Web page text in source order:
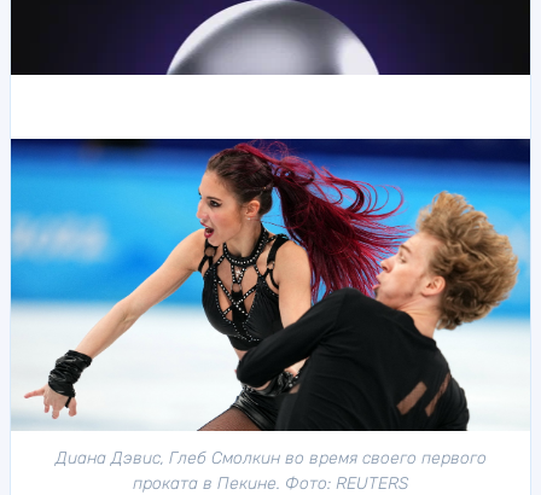
Диана Дэвис, Глеб Смолкин во время своего первого
проката в Пекине. Фото: REUTERS